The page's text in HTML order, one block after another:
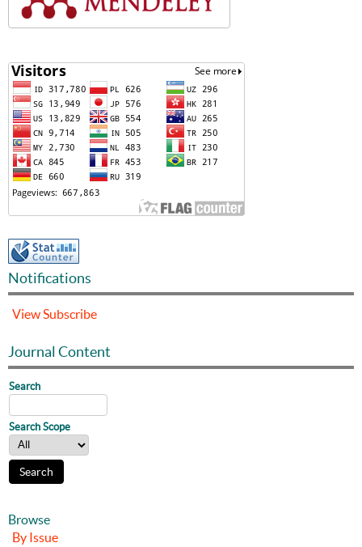
Notifications
ViewSubscribe
Journal Content
Search
Search Scope
Browse
By Issue